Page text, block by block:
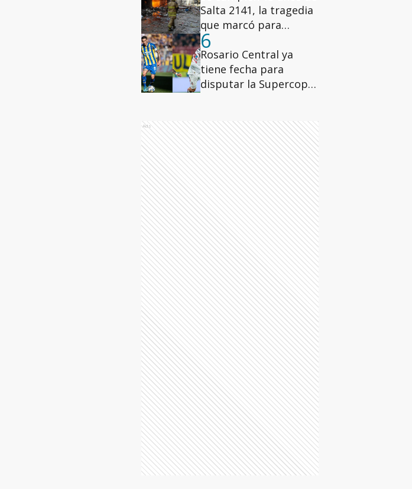
Salta 2141, la tragedia
que marcó para
siempre a Rosario
6
Rosario Central ya
tiene fecha para
disputar la Supercopa
Ads